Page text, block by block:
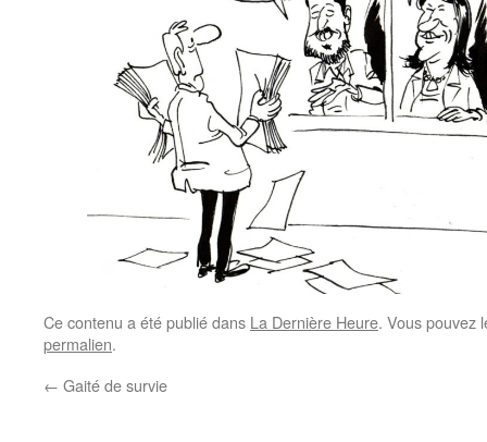
Ce contenu a été publié dans La Dernière Heure. Vous pouvez
permalien.
← Gaité de survie